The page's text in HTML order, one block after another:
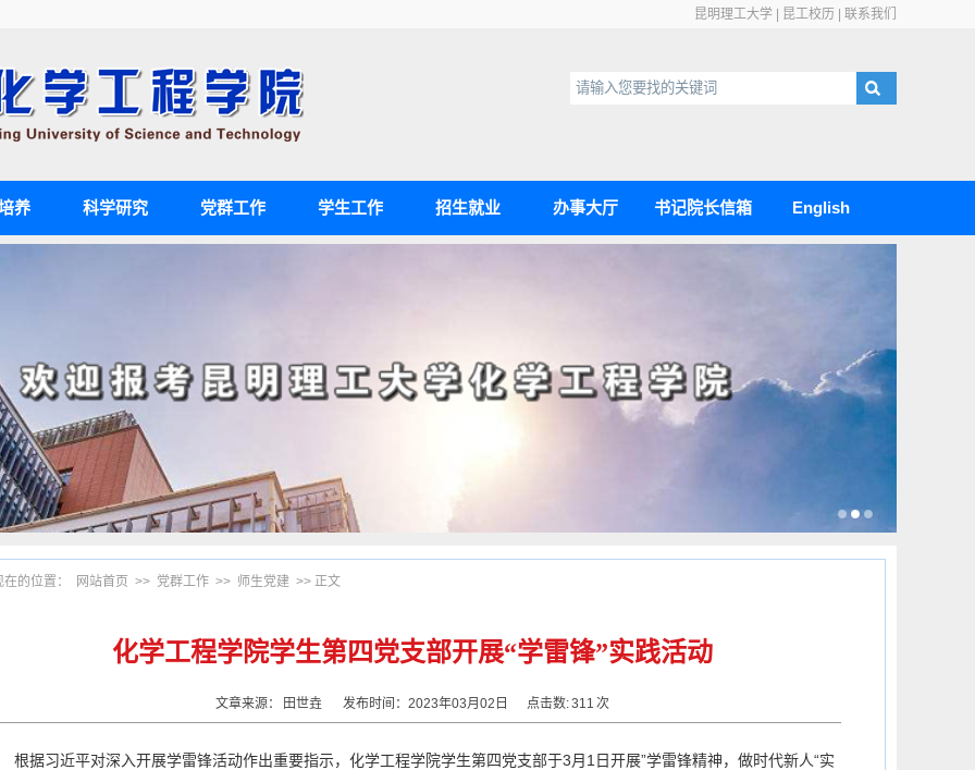
昆明理工大学 昆工校历 联系我们
养 科学研究 党群工作 学生工作 招生就业 办事大厅 书记院长信箱 English
在的位置： 网站首页 >> 党群工作 >> 师生党建 >> 正文
化学工程学院学生第四党支部开展“学雷锋”实践活动
文章来源： 田世垚 发布时间：2023年03月02日 点击数:311 次
根据习近平对深入开展学雷锋活动作出重要指示，化学工程学院学生第四党支部于3月1日开展”学雷锋精神，做时代新人“实